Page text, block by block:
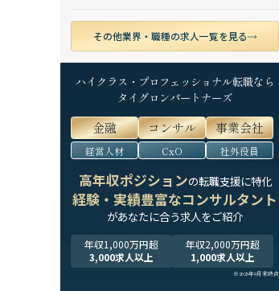
その他業界・職種の求人一覧を見る
ハイクラス・プロフェッショナル転職なら
タイグロンパートナーズ
金融 コンサル 事業会社
経営人材 CxO 社外役員
高年収ポジションの転職支援に特化
経験・実績豊富なコンサルタント
があなたに合う求人をご紹介
年収1,000万円超
3,000求人以上
年収2,000万円超
1,000求人以上
※2025年9月末時点